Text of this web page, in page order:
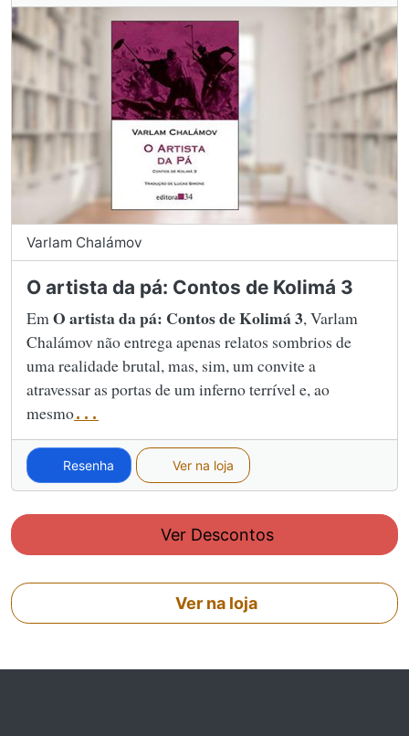
Varlam Chalámov
O artista da pá: Contos de Kolimá 3
EmO artista da pá: Contos de Kolimá 3, Varlam
Chalámov não entrega apenas relatos sombrios de
uma realidade brutal, mas, sim, um convite a
atravessar as portas de um inferno terrível e, ao
mesmo...
Resenha Ver na loja
Ver Descontos
Ver na loja